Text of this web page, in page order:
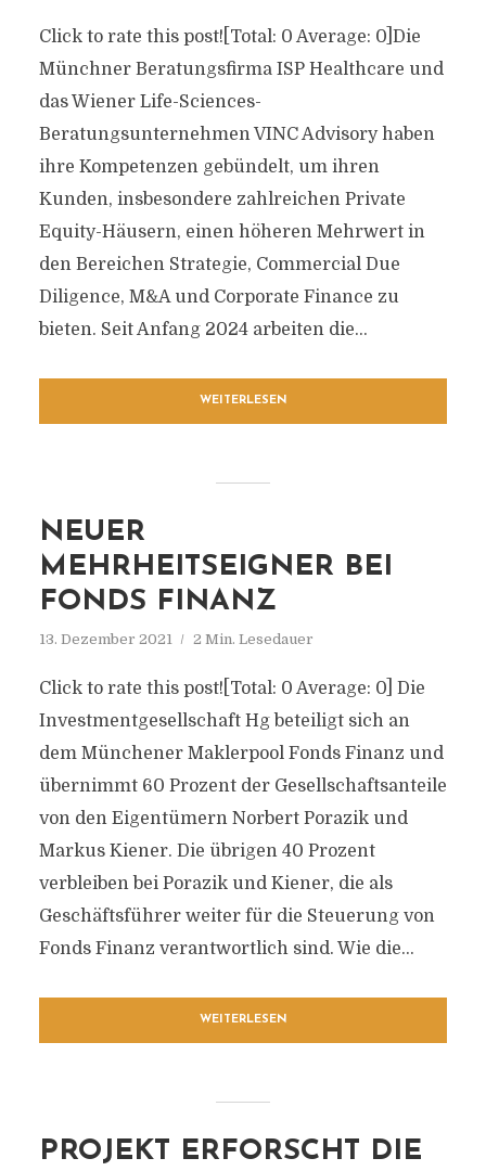
Click to rate this post![Total: 0 Average: 0]Die
Münchner Beratungsfirma ISP Healthcare und
das Wiener Life-Sciences-
Beratungsunternehmen VINC Advisory haben
ihre Kompetenzen gebündelt, um ihren
Kunden, insbesondere zahlreichen Private
Equity-Häusern, einen höheren Mehrwert in
den Bereichen Strategie, Commercial Due
Diligence, M&A und Corporate Finance zu
bieten. Seit Anfang 2024 arbeiten die...
WEITERLESEN
NEUER
MEHRHEITSEIGNER BEI
FONDS FINANZ
13. Dezember 2021 2 Min. Lesedauer
Click to rate this post![Total: 0 Average: 0] Die
Investmentgesellschaft Hg beteiligt sich an
dem Münchener Maklerpool Fonds Finanz und
übernimmt 60 Prozent der Gesellschaftsanteile
von den Eigentümern Norbert Porazik und
Markus Kiener. Die übrigen 40 Prozent
verbleiben bei Porazik und Kiener, die als
Geschäftsführer weiter für die Steuerung von
Fonds Finanz verantwortlich sind. Wie die...
WEITERLESEN
PROJEKT ERFORSCHT DIE